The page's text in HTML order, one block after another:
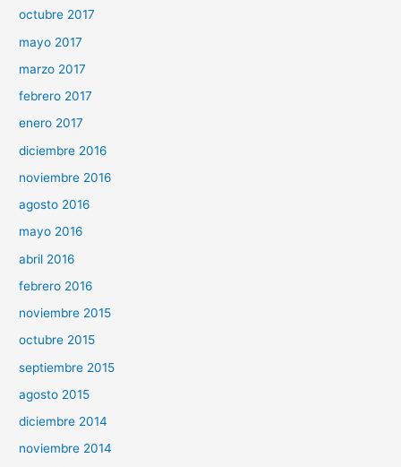
octubre 2017
mayo 2017
marzo 2017
febrero 2017
enero 2017
diciembre 2016
noviembre 2016
agosto 2016
mayo 2016
abril 2016
febrero 2016
noviembre 2015
octubre 2015
septiembre 2015
agosto 2015
diciembre 2014
noviembre 2014